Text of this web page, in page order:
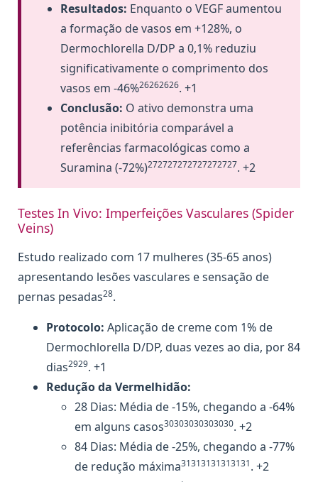
Resultados: Enquanto o VEGF aumentou
a formação de vasos em +128%, o
Dermochlorella D/DP a 0,1% reduziu
significativamente o comprimento dos
vasos em -46%26262626. +1
Conclusão: O ativo demonstra uma
potência inibitória comparável a
referências farmacológicas como a
Suramina (-72%)272727272727272727. +2
Testes In Vivo: Imperfeições Vasculares (Spider
Veins)
Estudo realizado com 17 mulheres (35-65 anos)
apresentando lesões vasculares e sensação de
pernas pesadas28.
Protocolo: Aplicação de creme com 1% de
Dermochlorella D/DP, duas vezes ao dia, por 84
dias2929. +1
Redução da Vermelhidão:
28 Dias: Média de -15%, chegando a -64%
em alguns casos30303030303030. +2
84 Dias: Média de -25%, chegando a -77%
de redução máxima31313131313131. +2